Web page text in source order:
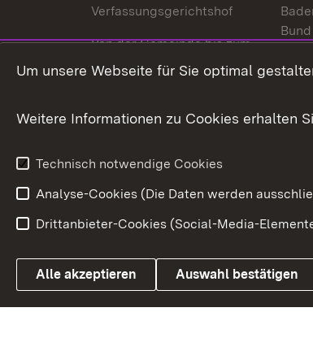
Verfassungsgerichtshof
Von der Gemeinde bis zum
Ministerium
Wirtschaftsstandort
Urlaubs- und Kulturland
Bund
In
Link zum Landesportal
Um unsere Webseite für Sie optimal
Weitere Informationen zu Cookies erhalten
Technisch notwendige Cookies
Analyse-Cookies (Die Daten werden
Drittanbieter-Cookies (Social-Media-
Alle akzeptieren Auswahl bestätigen